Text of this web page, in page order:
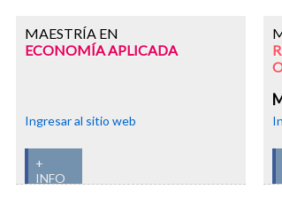
MAESTRÍA EN
ECONOMÍA APLICADA
Ingresar al sitio web
+
INFO